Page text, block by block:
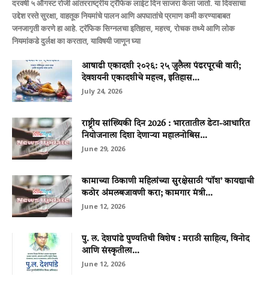
दरवर्षी ५ ऑगस्ट रोजी आंतरराष्ट्रीय ट्रॅफिक लाईट दिन साजरा केला जातो. या दिवसाचा
उद्देश रस्ते सुरक्षा, वाहतूक नियमांचे पालन आणि अपघातांचे प्रमाण कमी करण्याबाबत
जनजागृती करणे हा आहे. ट्रॅफिक सिग्नलचा इतिहास, महत्त्व, रोचक तथ्ये आणि लोक
नियमांकडे दुर्लक्ष का करतात, याविषयी जाणून घ्या
आषाढी एकादशी २०२६: २५ जुलैला पंढरपूरची वारी;
देवशयनी एकादशीचे महत्त्व, इतिहास...
July 24, 2026
राष्ट्रीय सांख्यिकी दिन 2026 : भारतातील डेटा-आधारित
नियोजनाला दिशा देणाऱ्या महालनोबिस...
June 29, 2026
कामाच्या ठिकाणी महिलांच्या सुरक्षेसाठी ‘पॉश’ कायद्याची
कठोर अंमलबजावणी करा; कामगार मंत्री...
June 12, 2026
पु. ल. देशपांडे पुण्यतिथी विशेष : मराठी साहित्य, विनोद
आणि संस्कृतीला...
June 12, 2026